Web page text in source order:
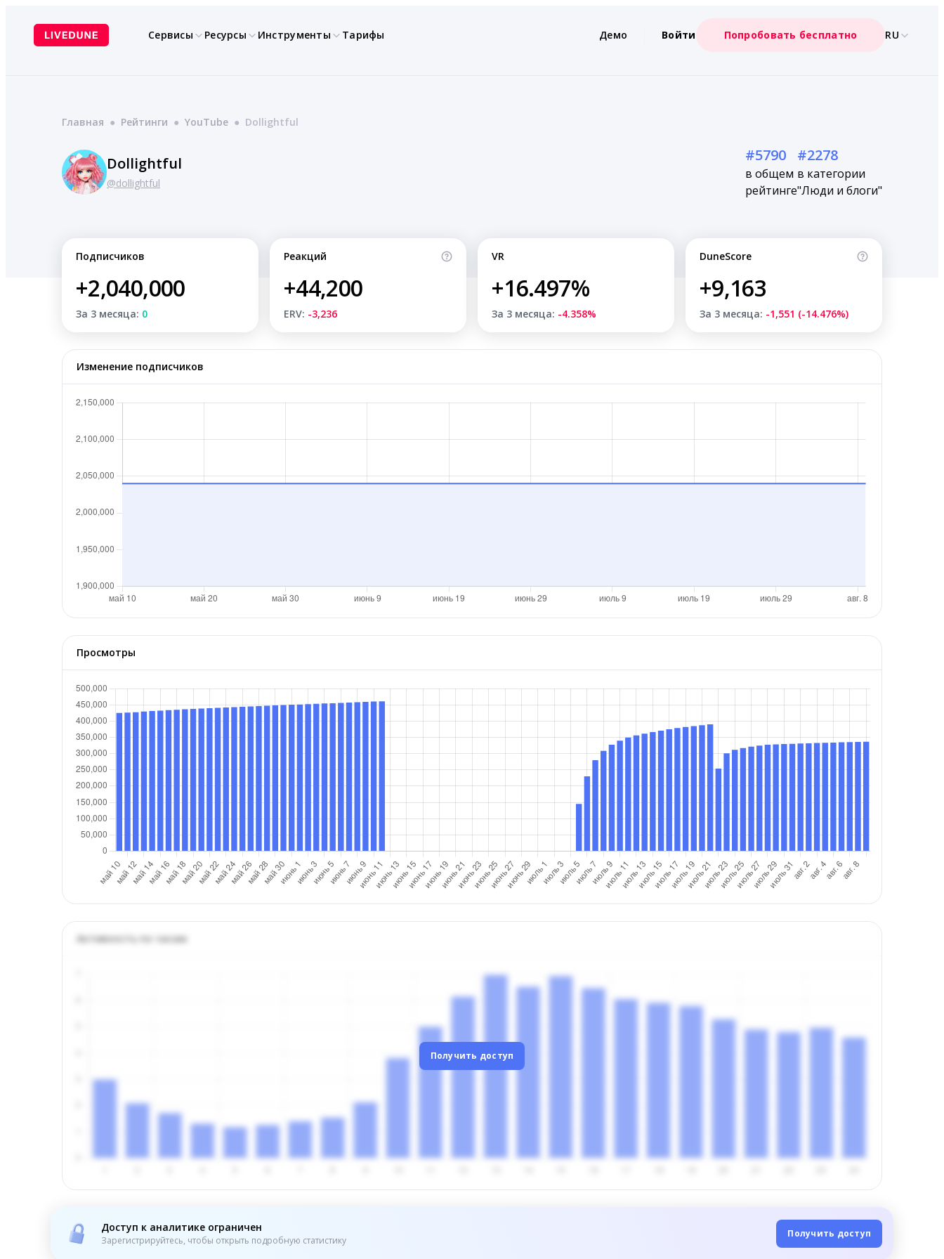
содержимому
Сервисы Ресурсы Инструменты Тарифы Демо Войти Попробовать бесплатно RU
Главная ● Рейтинги ● YouTube ● Dollightful
Dollightful
@dollightful
#5790
в общем
рейтинге
#2278
в категории
"Люди и блоги"
Подписчиков
+2,040,000
За 3 месяца: 0
Реакций
+44,200
ERV: -3,236
VR
+16.497%
За 3 месяца: -4.358%
DuneScore
+9,163
За 3 месяца: -1,551 (-14.476%)
Изменение подписчиков
Просмотры
Активность по часам
Получить доступ
Доступ к аналитике ограничен
Зарегистрируйтесь, чтобы открыть подробную статистику
Получить доступ